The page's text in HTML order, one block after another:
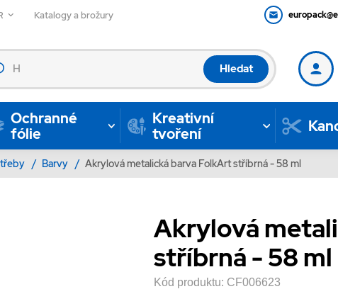
Katalogy a brožury
Hledat
Ochranné
fólie
Kreativní
tvoření
/ Barvy / Akrylová metalická barva FolkArt stříbrná - 58 ml
Akrylová
stříbrná - 58 ml
Kód produktu: CF006623